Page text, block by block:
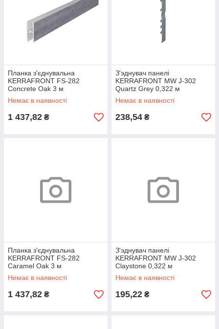
Планка з'єднувальна
KERRAFRONT FS-282
Concrete Oak 3 м
Немає в наявності
1 437,82 ₴
З'эднувач панелі
KERRAFRONT MW J-302
Quartz Grey 0,322 м
Немає в наявності
238,54 ₴
Планка з'єднувальна
KERRAFRONT FS-282
Caramel Oak 3 м
Немає в наявності
1 437,82 ₴
З'эднувач панелі
KERRAFRONT MW J-302
Claystone 0,322 м
Немає в наявності
195,22 ₴